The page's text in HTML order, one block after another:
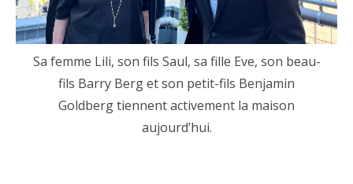
Sa femme Lili, son fils Saul, sa fille Eve, son beau-
fils Barry Berg et son petit-fils Benjamin
Goldberg tiennent activement la maison
aujourd’hui.